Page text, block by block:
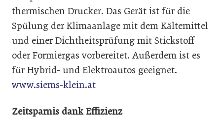
thermischen Drucker. Das Gerät ist für die
Spülung der Klimaanlage mit dem Kältemittel
und einer Dichtheitsprüfung mit Stickstoff
oder Formiergas vorbereitet. Außerdem ist es
für Hybrid- und Elektroautos geeignet.
www.siems-klein.at
Zeitsparnis dank Effizienz